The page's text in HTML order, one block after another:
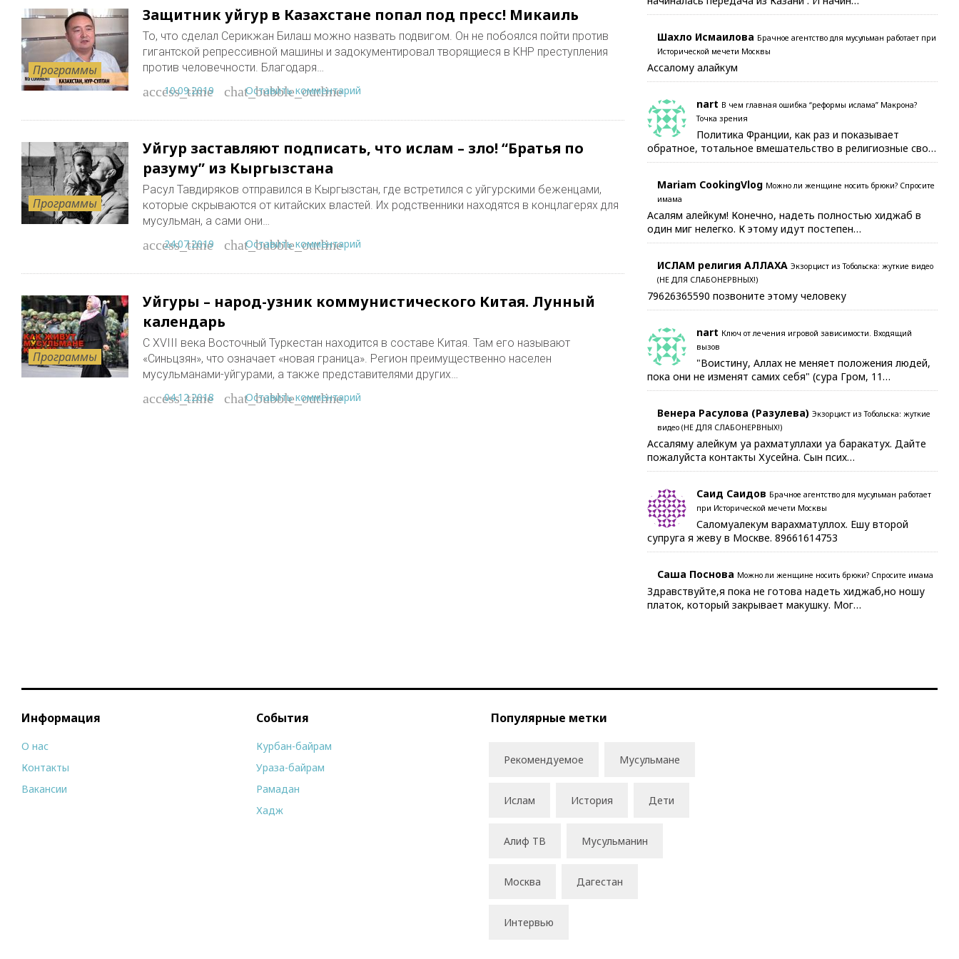
Программы
Защитник уйгур в Казахстане попал под пресс! Микаиль
То, что сделал Серикжан Билаш можно назвать подвигом. Он не побоялся пойти против
гигантской репрессивной машины и задокументировал творящиеся в КНР преступления
против человечности. Благодаря…
access_time
10.09.2019 chat_bubble_outline
Оставить комментарий
Программы
Уйгур заставляют подписать, что ислам – зло! “Братья по
разуму” из Кыргызстана
Расул Тавдиряков отправился в Кыргызстан, где встретился с уйгурскими беженцами,
которые скрываются от китайских властей. Их родственники находятся в концлагерях для
мусульман, а сами они…
access_time
24.07.2019 chat_bubble_outline
Оставить комментарий
Программы
Уйгуры – народ-узник коммунистического Китая. Лунный
календарь
С XVIII века Восточный Туркестан находится в составе Китая. Там его называют
«Синьцзян», что означает «новая граница». Регион преимущественно населен
мусульманами-уйгурами, а также представителями других…
access_time
04.12.2018 chat_bubble_outline
Оставить комментарий
Шахло Исмаилова Брачное агентство для мусульман работает при
Исторической мечети Москвы
Ассалому алайкум
nart В чем главная ошибка “реформы ислама” Макрона?
Точка зрения
Политика Франции, как раз и показывает
обратное, тотальное вмешательство в религиозные сво…
Mariam CookingVlog Можно ли женщине носить брюки? Спросите
имама
Асалям алейкум! Конечно, надеть полностью хиджаб в
один миг нелегко. К этому идут постепен…
ИСЛАМ религия АЛЛАХА Экзорцист из Тобольска: жуткие видео
(НЕ ДЛЯ СЛАБОНЕРВНЫХ!)
79626365590 позвоните этому человеку
nart Ключ от лечения игровой зависимости. Входящий
вызов
"Воистину, Аллах не меняет положения людей,
пока они не изменят самих себя" (сура Гром, 11…
Венера Расулова (Разулева) Экзорцист из Тобольска: жуткие
видео (НЕ ДЛЯ СЛАБОНЕРВНЫХ!)
Ассаляму алейкум уа рахматуллахи уа баракатух. Дайте
пожалуйста контакты Хусейна. Сын псих…
Саид Саидов Брачное агентство для мусульман работает
при Исторической мечети Москвы
Саломуалекум варахматуллох. Ешу второй
супруга я жеву в Москве. 89661614753
Саша Поснова Можно ли женщине носить брюки? Спросите имама
Здравствуйте,я пока не готова надеть хиджаб,но ношу
платок, который закрывает макушку. Мог…
Информация
О нас
Контакты
Вакансии
События
Курбан-байрам
Ураза-байрам
Рамадан
Хадж
Популярные метки
Рекомендуемое Мусульмане
Ислам История Дети
Алиф ТВ Мусульманин
Москва Дагестан
Интервью